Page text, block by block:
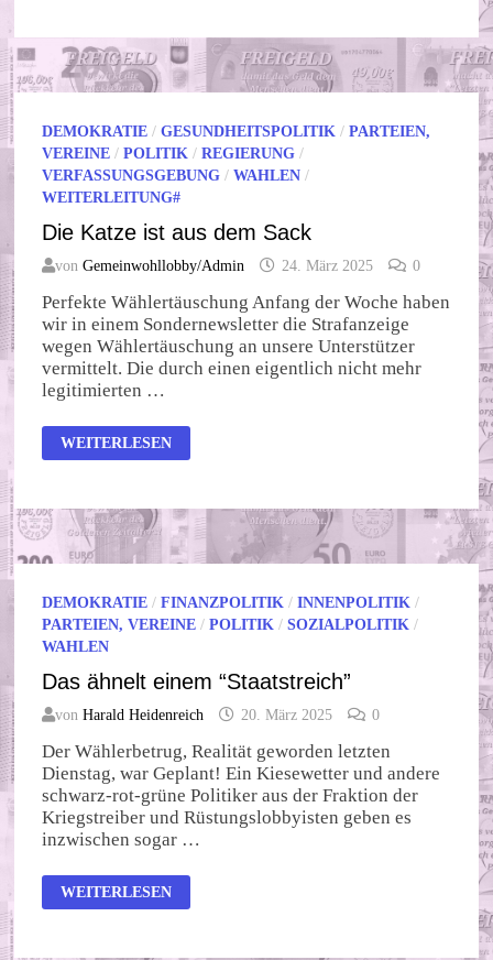
DEMOKRATIE /GESUNDHEITSPOLITIK /PARTEIEN,
VEREINE /POLITIK /REGIERUNG /
VERFASSUNGSGEBUNG /WAHLEN /
WEITERLEITUNG#
Die Katze ist aus dem Sack
vonGemeinwohllobby/Admin 24. März 2025 0
Perfekte Wählertäuschung Anfang der Woche haben
wir in einem Sondernewsletter die Strafanzeige
wegen Wählertäuschung an unsere Unterstützer
vermittelt. Die durch einen eigentlich nicht mehr
legitimierten …
DIE
KATZE
SACK
WEITERLESEN
DEMOKRATIE /FINANZPOLITIK /INNENPOLITIK /
PARTEIEN, VEREINE /POLITIK /SOZIALPOLITIK /
WAHLEN
Das ähnelt einem “Staatstreich”
vonHarald Heidenreich 20. März 2025 0
Der Wählerbetrug, Realität geworden letzten
Dienstag, war Geplant! Ein Kiesewetter und andere
schwarz-rot-grüne Politiker aus der Fraktion der
Kriegstreiber und Rüstungslobbyisten geben es
inzwischen sogar …
DAS
ÄHNELT
WEITERLESEN